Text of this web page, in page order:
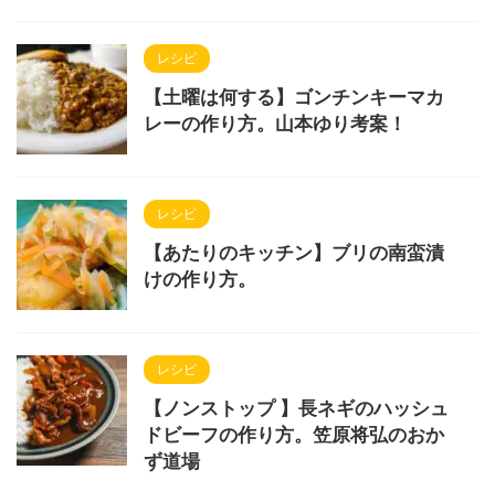
レシピ
【土曜は何する】ゴンチンキーマカ
レーの作り方。山本ゆり考案！
レシピ
【あたりのキッチン】ブリの南蛮漬
けの作り方。
レシピ
【ノンストップ 】長ネギのハッシュ
ドビーフの作り方。笠原将弘のおか
ず道場